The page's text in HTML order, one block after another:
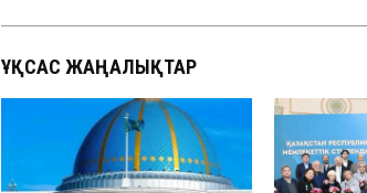
ҰҚСАС ЖАҢАЛЫҚТАР